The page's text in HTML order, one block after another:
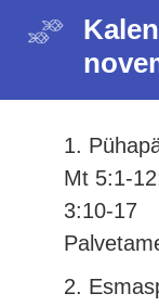
1.
Mt 5:1-
3:10-17
2.